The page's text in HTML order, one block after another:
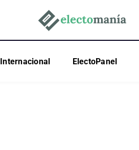
Internacional ElectoPanel